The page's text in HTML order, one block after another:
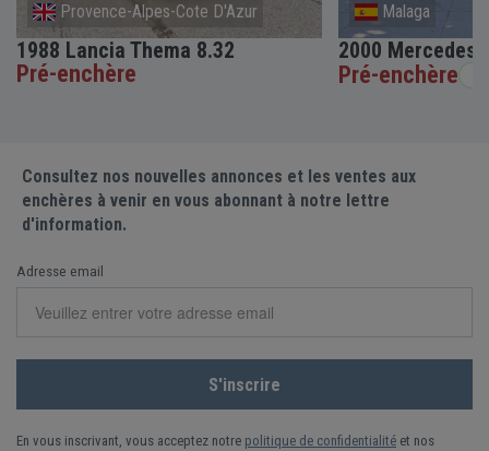
Provence-Alpes-Cote D'Azur
1988 Lancia Thema 8.32
Pré-enchère
Malaga
2000 Mercedes-
Pré-enchère
Consultez nos nouvelles annonces et les ventes aux
enchères à venir en vous abonnant à notre lettre
d'information.
Adresse email
En vous inscrivant, vous acceptez notre politique de confidentialité et nos